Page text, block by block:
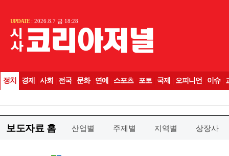
보도자료 홈 산업별 주제별 지역별 상장사